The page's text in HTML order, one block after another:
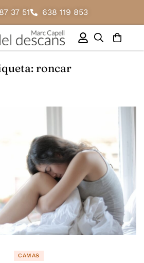
37 51 638 119 853
roncar
CAMAS